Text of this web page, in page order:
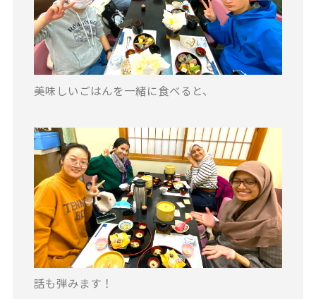
美味しいごはんを一緒に食べると、
話も弾みます！